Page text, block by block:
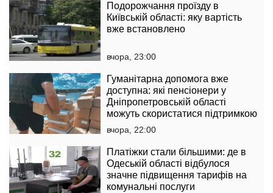
Подорожчання проїзду в
Київській області: яку вартість
вже встановлено
вчора, 23:00
Гуманітарна допомога вже
доступна: які пенсіонери у
Дніпропетровській області
можуть скористатися підтримкою
вчора, 22:00
Платіжки стали більшими: де в
Одеській області відбулося
значне підвищення тарифів на
комунальні послуги